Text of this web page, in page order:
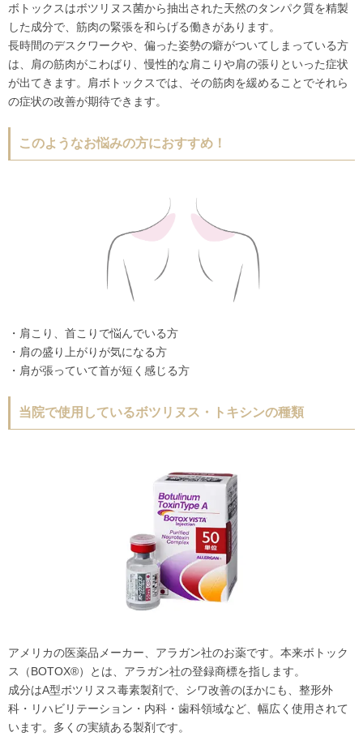
ボトックスはボツリヌス菌から抽出された天然のタンパク質を精製
した成分で、筋肉の緊張を和らげる働きがあります。
長時間のデスクワークや、偏った姿勢の癖がついてしまっている方
は、肩の筋肉がこわばり、慢性的な肩こりや肩の張りといった症状
が出てきます。肩ボトックスでは、その筋肉を緩めることでそれら
の症状の改善が期待できます。
このようなお悩みの方におすすめ！
・肩こり、首こりで悩んでいる方
・肩の盛り上がりが気になる方
・肩が張っていて首が短く感じる方
当院で使用しているボツリヌス・トキシンの種類
アメリカの医薬品メーカー、アラガン社のお薬です。本来ボトック
ス（BOTOX®）とは、アラガン社の登録商標を指します。
成分はA型ボツリヌス毒素製剤で、シワ改善のほかにも、整形外
科・リハビリテーション・内科・歯科領域など、幅広く使用されて
います。多くの実績ある製剤です。